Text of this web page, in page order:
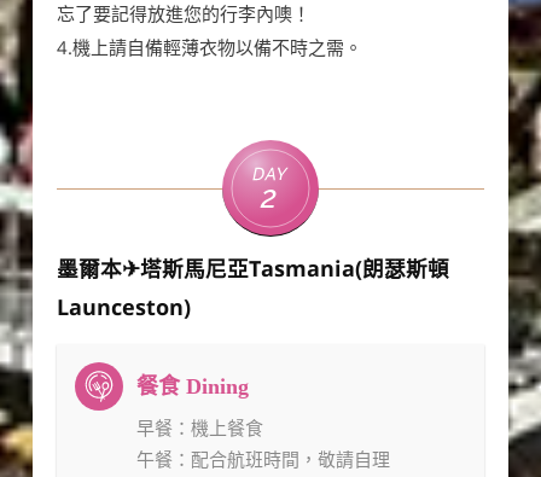
忘了要記得放進您的行李內噢！
4.機上請自備輕薄衣物以備不時之需。
Day
2
墨爾本✈塔斯馬尼亞Tasmania(朗瑟斯頓
Launceston)
早餐 ：機上餐食
午餐 ：配合航班時間，敬請自理